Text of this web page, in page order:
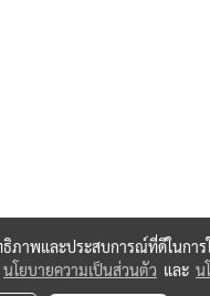
ภาพและประสบการณ์ที่ดีในการ
นโยบายความเป็นส่วนตัว และ น